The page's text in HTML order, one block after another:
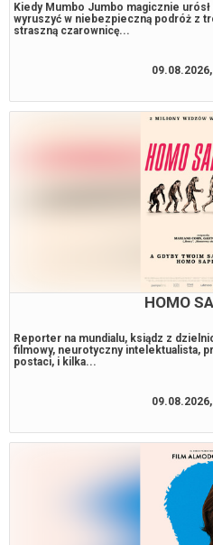
Kiedy Mumbo Jumbo magicznie
wyruszyć w niebezpieczną podróż z
straszną czarownicę...
HOMO
Reporter na mundialu, ksiądz z
filmowy, neurotyczny intelektualista,
postaci, i kilka...